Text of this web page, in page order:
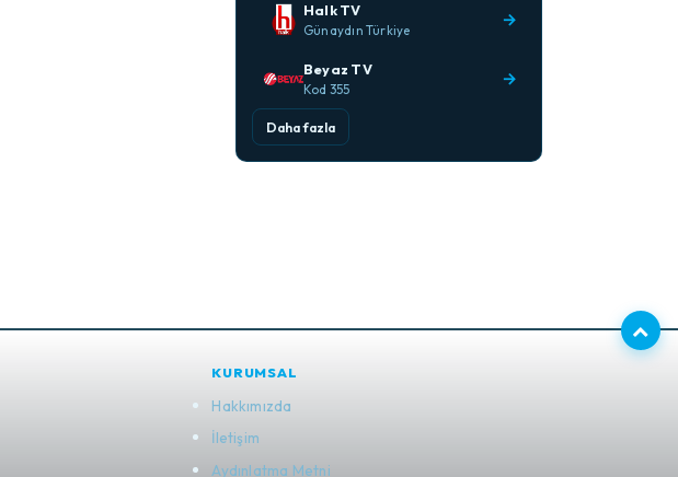
Halk TV
Günaydın Türkiye
→
Beyaz TV
Kod 355
→
Daha fazla
KURUMSAL
Hakkımızda
İletişim
Aydınlatma Metni